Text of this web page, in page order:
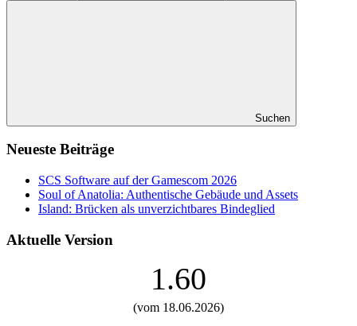
Suchen
Neueste Beiträge
SCS Software auf der Gamescom 2026
Soul of Anatolia: Authentische Gebäude und Assets
Island: Brücken als unverzichtbares Bindeglied
Aktuelle Version
1.60
(vom 18.06.2026)